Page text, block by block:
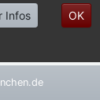
Infos OK